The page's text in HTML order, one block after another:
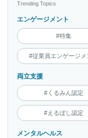
Trending Topics
エンゲージメント
#特集
#従業員エンゲージメ
両立支援
#くるみん認定
#えるぼし認定
メンタルヘルス